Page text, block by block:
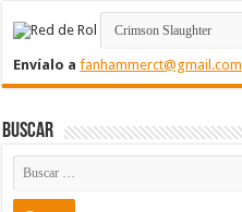
Envíalo afanhammerct@gmail.com
Buscar